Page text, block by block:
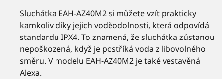
Sluchátka EAH-AZ40M2 si můžete vzít prakticky
kamkoliv díky jejich voděodolnosti, která odpovídá
standardu IPX4. To znamená, že sluchátka zůstanou
nepoškozená, když je postříká voda z libovolného
směru. V modelu EAH-AZ40M2 je také vestavěná
Alexa.